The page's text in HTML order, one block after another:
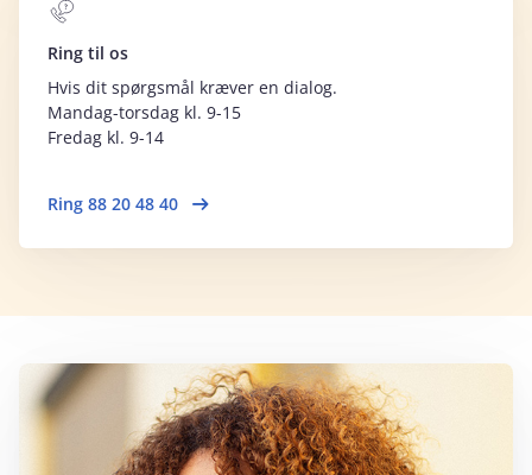
Ring til os
Hvis dit spørgsmål kræver en dialog.
Mandag-torsdag kl. 9-15
Fredag kl. 9-14
Ring 88 20 48 40